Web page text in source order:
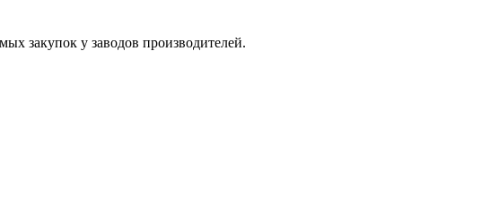
закупок у заводов производителей.